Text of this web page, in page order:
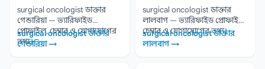
surgical oncologist ডাক্তার
গেন্ডারিয়া — ভ্যারিফাইড
প্রোফাইল, চেম্বার ও যোগাযোগের
তথ্য।
surgical oncologist ডাক্তার
গেন্ডারিয়া →
surgical oncologist ডাক্তার
লালবাগ — ভ্যারিফাইড প্রোফাইল,
চেম্বার ও যোগাযোগের তথ্য।
surgical oncologist ডাক্তার
লালবাগ →